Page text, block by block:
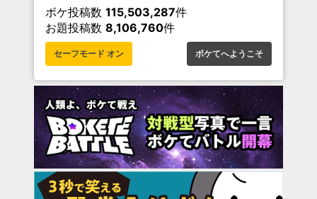
ボケ投稿数 115,503,287件
お題投稿数 8,106,760件
セーフモード オン ボケてへようこそ